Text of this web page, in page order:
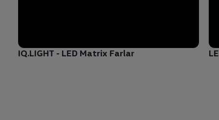
IQ.LIGHT - LED Matrix Farlar